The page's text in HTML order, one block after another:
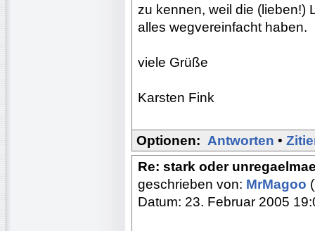
zu kennen, weil die (lieben!)
alles wegvereinfacht haben.
viele Grüße
Karsten Fink
Optionen: Antworten •
Re: stark oder
geschrieben von: MrMagoo
Datum: 23. Februar 2005